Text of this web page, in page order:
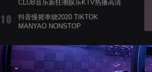
CLUB音乐新狂潮娱乐KTV热播高清
抖音慢摇串烧2020 TIKTOK
MANYAO NONSTOP
蝉爸爸妈妈爱存在夏天的风是想你的
声音啊